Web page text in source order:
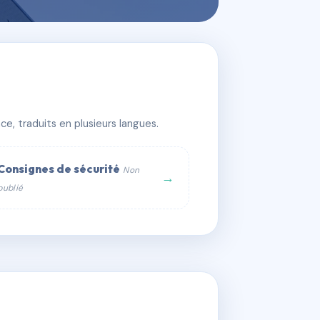
traduits en plusieurs langues.
de sécurité Non
→